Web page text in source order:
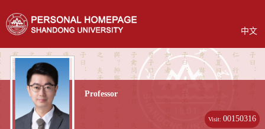
中文
Professor
Visit:00150316